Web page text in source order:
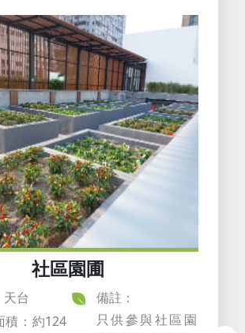
社區園圃
台
積：約124
備註：
只供參與社區園